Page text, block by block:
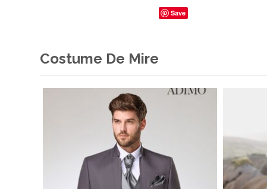
Save
Costume De Mire